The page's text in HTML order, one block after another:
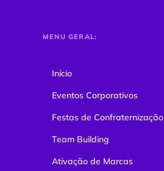
MENU GERAL:
Início
Eventos Corporativos
Festas de Confraternização
Team Building
Ativação de Marcas